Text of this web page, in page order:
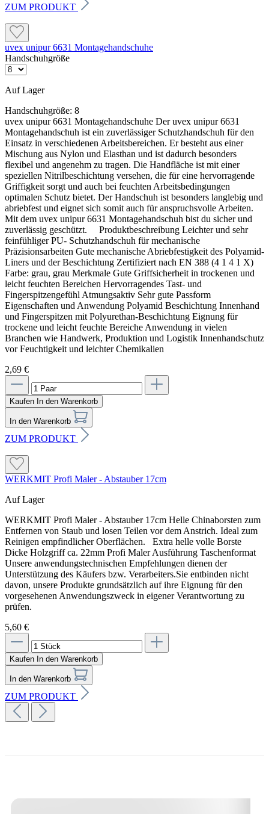
ZUM PRODUKT
uvex unipur 6631 Montagehandschuhe
Handschuhgröße
Auf Lager
Handschuhgröße: 8
uvex unipur 6631 Montagehandschuhe Der uvex unipur 6631
Montagehandschuh ist ein zuverlässiger Schutzhandschuh für den
Einsatz in verschiedenen Arbeitsbereichen. Er besteht aus einer
Mischung aus Nylon und Elasthan und ist dadurch besonders
flexibel und angenehm zu tragen. Die Handfläche ist mit einer
speziellen Nitrilbeschichtung versehen, die für eine hervorragende
Griffigkeit sorgt und auch bei feuchten Arbeitsbedingungen
optimalen Schutz bietet. Der Handschuh ist besonders langlebig und
abriebfest und eignet sich somit auch für anspruchsvolle Arbeiten.
Mit dem uvex unipur 6631 Montagehandschuh bist du sicher und
zuverlässig geschützt. Produktbeschreibung Leichter und sehr
feinfühliger PU- Schutzhandschuh für mechanische
Präzisionsarbeiten Gute mechanische Abriebfestigkeit des Polyamid-
Liners und der Beschichtung Zertifiziert nach EN 388 (4 1 4 1 X)
Farbe: grau, grau Merkmale Gute Griffsicherheit in trockenen und
leicht feuchten Bereichen Hervorragendes Tast- und
Fingerspitzengefühl Atmungsaktiv Sehr gute Passform
Eigenschaften und Anwendung Polyamid Beschichtung Innenhand
und Fingerspitzen mit Polyurethan-Beschichtung Eignung für
trockene und leicht feuchte Bereiche Anwendung in vielen
Branchen wie Handwerk, Produktion und Logistik Innenhandschutz
vor Feuchtigkeit und leichter Chemikalien
2,69 €
Kaufen In den Warenkorb
In den Warenkorb
ZUM PRODUKT
WERKMIT Profi Maler - Abstauber 17cm
Auf Lager
WERKMIT Profi Maler - Abstauber 17cm Helle Chinaborsten zum
Entfernen von Staub und losen Teilen vor dem Anstrich. Ideal zum
Reinigen empfindlicher Oberflächen. Extra helle volle Borste
Dicke Holzgriff ca. 22mm Profi Maler Ausführung Taschenformat
Unsere anwendungstechnischen Empfehlungen dienen der
Unterstützung des Käufers bzw. Verarbeiters.Sie entbinden nicht
davon, unsere Produkte grundsätzlich auf ihre Eignung für den
vorgesehenen Anwendungszweck in eigener Verantwortung zu
prüfen.
5,60 €
Kaufen In den Warenkorb
In den Warenkorb
ZUM PRODUKT